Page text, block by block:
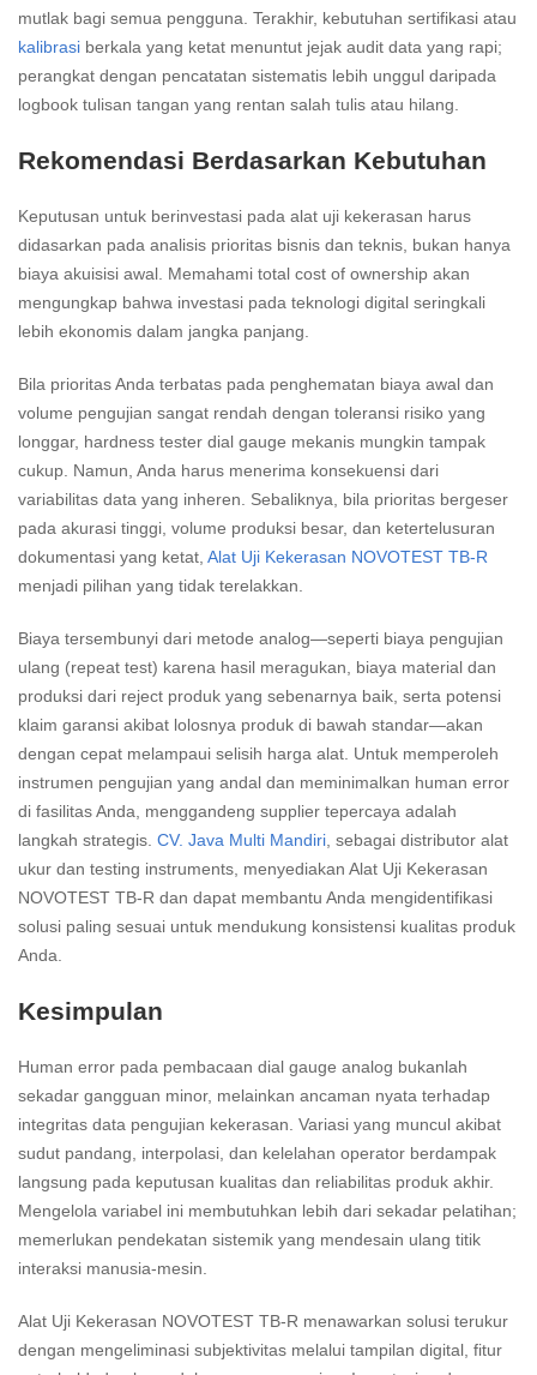
mutlak bagi semua pengguna. Terakhir, kebutuhan sertifikasi atau
kalibrasi berkala yang ketat menuntut jejak audit data yang rapi;
perangkat dengan pencatatan sistematis lebih unggul daripada
logbook tulisan tangan yang rentan salah tulis atau hilang.
Rekomendasi Berdasarkan Kebutuhan
Keputusan untuk berinvestasi pada alat uji kekerasan harus
didasarkan pada analisis prioritas bisnis dan teknis, bukan hanya
biaya akuisisi awal. Memahami total cost of ownership akan
mengungkap bahwa investasi pada teknologi digital seringkali
lebih ekonomis dalam jangka panjang.
Bila prioritas Anda terbatas pada penghematan biaya awal dan
volume pengujian sangat rendah dengan toleransi risiko yang
longgar, hardness tester dial gauge mekanis mungkin tampak
cukup. Namun, Anda harus menerima konsekuensi dari
variabilitas data yang inheren. Sebaliknya, bila prioritas bergeser
pada akurasi tinggi, volume produksi besar, dan ketertelusuran
dokumentasi yang ketat, Alat Uji Kekerasan NOVOTEST TB-R
menjadi pilihan yang tidak terelakkan.
Biaya tersembunyi dari metode analog—seperti biaya pengujian
ulang (repeat test) karena hasil meragukan, biaya material dan
produksi dari reject produk yang sebenarnya baik, serta potensi
klaim garansi akibat lolosnya produk di bawah standar—akan
dengan cepat melampaui selisih harga alat. Untuk memperoleh
instrumen pengujian yang andal dan meminimalkan human error
di fasilitas Anda, menggandeng supplier tepercaya adalah
langkah strategis. CV. Java Multi Mandiri , sebagai distributor alat
ukur dan testing instruments, menyediakan Alat Uji Kekerasan
NOVOTEST TB-R dan dapat membantu Anda mengidentifikasi
solusi paling sesuai untuk mendukung konsistensi kualitas produk
Anda.
Kesimpulan
Human error pada pembacaan dial gauge analog bukanlah
sekadar gangguan minor, melainkan ancaman nyata terhadap
integritas data pengujian kekerasan. Variasi yang muncul akibat
sudut pandang, interpolasi, dan kelelahan operator berdampak
langsung pada keputusan kualitas dan reliabilitas produk akhir.
Mengelola variabel ini membutuhkan lebih dari sekadar pelatihan;
memerlukan pendekatan sistemik yang mendesain ulang titik
interaksi manusia-mesin.
Alat Uji Kekerasan NOVOTEST TB-R menawarkan solusi terukur
dengan mengeliminasi subjektivitas melalui tampilan digital, fitur